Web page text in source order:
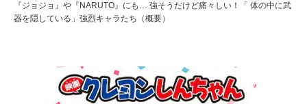
『ジョジョ』や『NARUTO』にも… 強そうだけど痛々しい！「 体の中に武
器を隠している」強烈キャラたち（概要）